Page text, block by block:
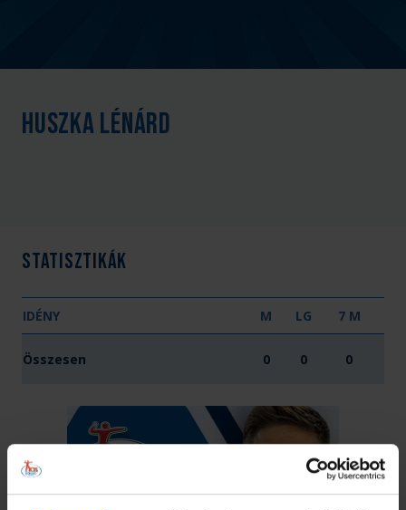
Huszka Lénárd
Statisztikák
IDÉNY M LG 7 M
Összesen 0 0 0